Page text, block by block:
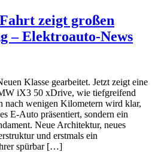
zeigt großen
– Elektroauto-News
Klasse gearbeitet. Jetzt zeigt eine
iX3 50 xDrive, wie tiefgreifend
nach wenigen Kilometern wird klar,
E-Auto präsentiert, sondern ein
Neue Architektur, neues
und erstmals ein
spürbar […]